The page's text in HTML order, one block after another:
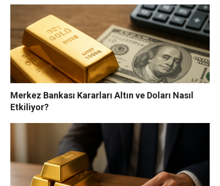
Merkez Bankası Kararları Altın ve Doları Nasıl
Etkiliyor?